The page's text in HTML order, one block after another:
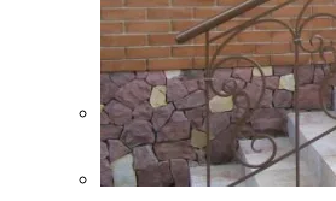
Облицовочный